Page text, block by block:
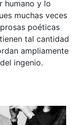
humano y lo
muchas veces
poéticas
tal cantidad
ampliamente
ingenio.